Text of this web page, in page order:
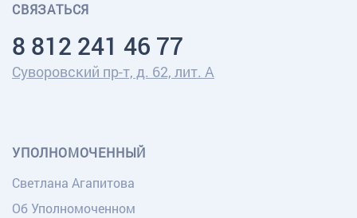
СВЯЗАТЬСЯ
8 812 241 46 77
Суворовский пр-т, д. 62, лит. А
УПОЛНОМОЧЕННЫЙ
Светлана Агапитова
Об Уполномоченном